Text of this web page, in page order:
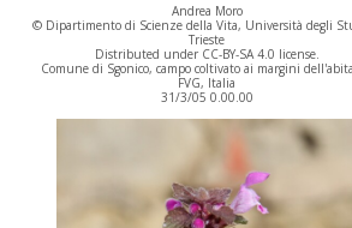
Andrea Moro
© Dipartimento di Scienze della Vita, Università degli
Trieste
Distributed under CC-BY-SA 4.0 license.
Comune di Sgonico, campo coltivato ai margini
FVG, Italia
31/3/05 0.00.00